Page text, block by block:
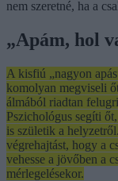
nem szeretné, ha a
„Apám, hol
A kisfiú „nagyon
komolyan megviseli
álmából riadtan
Pszichológus segíti
is születik a
végrehajtást, hogy a
vehesse a jövőben a
mérlegelésekor.